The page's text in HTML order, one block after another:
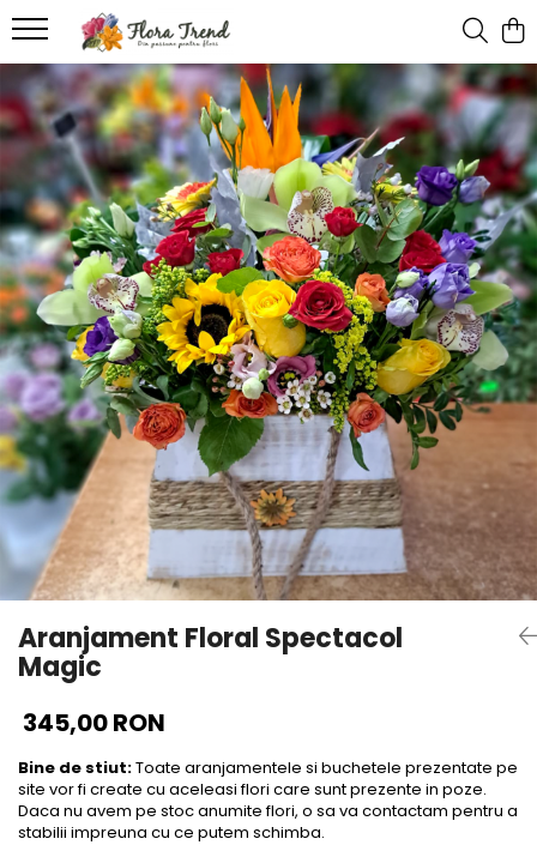
Aranjament Floral Spectacol
Magic
345,00 RON
Bine de stiut:Toate aranjamentele si buchetele prezentate pe
site vor fi create cu aceleasi flori care sunt prezente in poze.
Daca nu avem pe stoc anumite flori, o sa va contactam pentru a
stabilii impreuna cu ce putem schimba.